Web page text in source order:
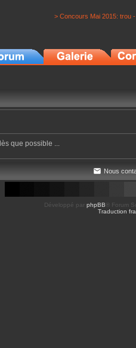
> Concours Mai 2015: trou
que possible ...
Nous
Développé par phpBB ® Forum
Traduction